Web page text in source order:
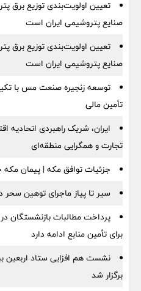
تعیین اولویت‌بندی توزیع برق
صنایع پتروشیمی ایران است
تعیین اولویت‌بندی توزیع برق
صنایع پتروشیمی ایران است
توسعه زنجیره صنعت مس با
تأمین مالی
ایران، شریک راهبردی اتحادیه
تجارت و همگرایی منطقه‌ای
جزئیات توافق مکه | پیمان مکه
سیر تا پیاز ماجرای توهین سحر
پرداخت مطالبات بازنشستگان
برای تأمین منابع ادامه دارد
نشست هم افزایی ستاد اربعین
برگزار شد